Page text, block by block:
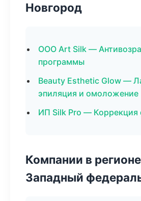
Новгород
ООО Art Silk —
программы
Beauty Esthetic Glow —
эпиляция и омоложение
ИП Silk Pro — Коррекция
Компании в
Западный